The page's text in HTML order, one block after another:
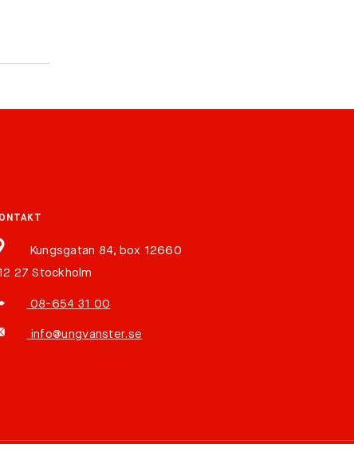
Kungsgatan 84, box 12660
27 Stockholm
08-654 31 00
info@ungvanster.se